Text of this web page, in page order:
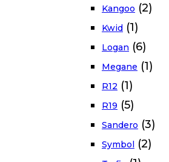
Kangoo (2)
Kwid (1)
Logan (6)
Megane (1)
R12 (1)
R19 (5)
Sandero (3)
Symbol (2)